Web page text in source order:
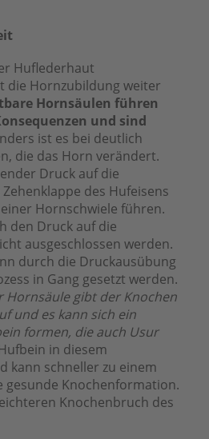
Huflederhaut
die Hornzubildung weiter
Hornsäulen führen
und sind
ist es bei deutlich
die das Horn verändert.
Druck auf die
des Hufeisens
Hornschwiele führen.
den Druck auf die
ausgeschlossen werden.
durch die Druckausübung
in Gang gesetzt werden.
Hornsäule gibt der Knochen
und es kann sich ein
formen, die auch Usur
in diesem
kann schneller zu einem
gesunde Knochenformation.
Knochenbruch des